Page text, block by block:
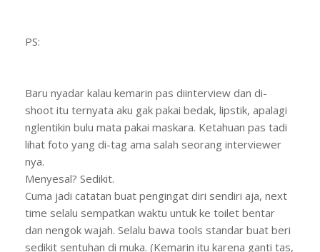
PS:
Baru nyadar kalau kemarin pas diinterview dan di-
shoot itu ternyata aku gak pakai bedak, lipstik, apalagi
nglentikin bulu mata pakai maskara. Ketahuan pas tadi
lihat foto yang di-tag ama salah seorang interviewer
nya.
Menyesal? Sedikit.
Cuma jadi catatan buat pengingat diri sendiri aja, next
time selalu sempatkan waktu untuk ke toilet bentar
dan nengok wajah. Selalu bawa tools standar buat beri
sedikit sentuhan di muka. (Kemarin itu karena ganti tas,